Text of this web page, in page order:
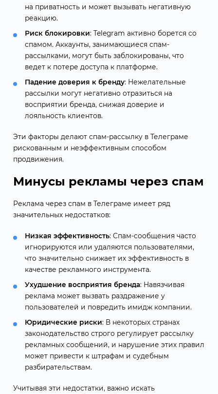
на приватность и может вызывать негативную
реакцию.
Риск блокировки: Telegram активно борется со
спамом. Аккаунты, занимающиеся спам-
рассылками, могут быть заблокированы, что
ведет к потере доступа к платформе.
Падение доверия к бренду: Нежелательные
рассылки могут негативно отразиться на
восприятии бренда, снижая доверие и
лояльность клиентов.
Эти факторы делают спам-рассылку в Телеграме
рискованным и неэффективным способом
продвижения.
Минусы рекламы через спам
Реклама через спам в Телеграме имеет ряд
значительных недостатков:
Низкая эффективность: Спам-сообщения часто
игнорируются или удаляются пользователями,
что значительно снижает их эффективность в
качестве рекламного инструмента.
Ухудшение восприятия бренда: Навязчивая
реклама может вызвать раздражение у
пользователей и повредить имидж компании.
Юридические риски: В некоторых странах
законодательство строго регулирует рассылку
рекламных сообщений, и нарушение этих правил
может привести к штрафам и судебным
разбирательствам.
Учитывая эти недостатки, важно искать